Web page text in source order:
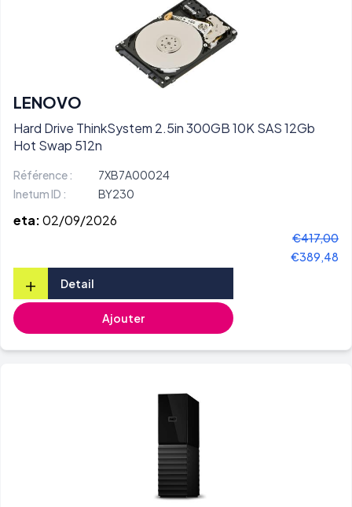
LENOVO
Hard Drive ThinkSystem 2.5in 300GB 10K SAS 12Gb
Hot Swap 512n
Référence :
7XB7A00024
Inetum ID :
BY230
eta:02/09/2026
€417,00
€389,48
+ Detail
Ajouter